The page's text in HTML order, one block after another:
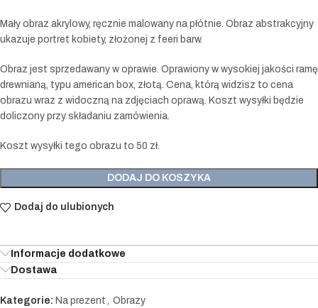
Mały obraz akrylowy, ręcznie malowany na płótnie. Obraz abstrakcyjny
ukazuje portret kobiety, złożonej z feeri barw.
Obraz jest sprzedawany w oprawie. Oprawiony w wysokiej jakości ramę
drewnianą, typu american box, złotą. Cena, którą widzisz to cena
obrazu wraz z widoczną na zdjęciach oprawą. Koszt wysyłki będzie
doliczony przy składaniu zamówienia.
Koszt wysyłki tego obrazu to 50 zł.
DODAJ DO KOSZYKA
Dodaj do ulubionych
Informacje dodatkowe
Dostawa
Kategorie: Na prezent
Obrazy